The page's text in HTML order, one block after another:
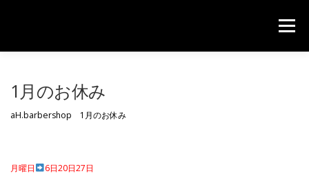
メニュー
1月のお休み
aH.barbershop 1月のお休み
月曜日 6日20日27日